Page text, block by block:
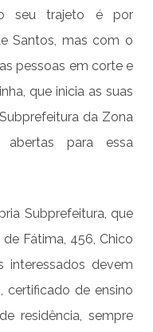
seu trajeto é por
Santos, mas com o
pessoas em corte e
que inicia as suas
da Zona
para essa
Subprefeitura, que
Fátima, 456, Chico
interessados devem
certificado de ensino
residência, sempre